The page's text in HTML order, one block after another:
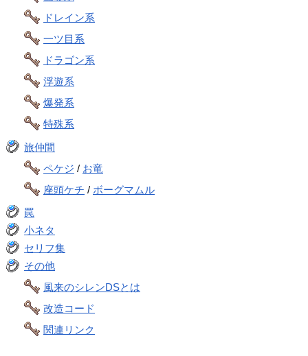
ドレイン系
一ツ目系
ドラゴン系
浮遊系
爆発系
特殊系
旅仲間
ペケジ / お竜
座頭ケチ / ボーグマムル
罠
小ネタ
セリフ集
その他
風来のシレンDSとは
改造コード
関連リンク